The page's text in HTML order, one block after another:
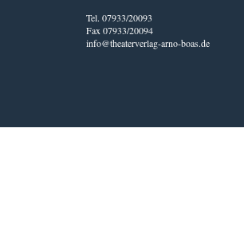
Tel. 07933/20093
Fax 07933/20094
info@theaterverlag-arno-boas.de